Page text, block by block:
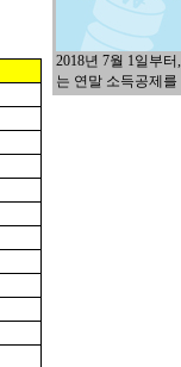
2018년 7월 1일부
는 연말 소득공제